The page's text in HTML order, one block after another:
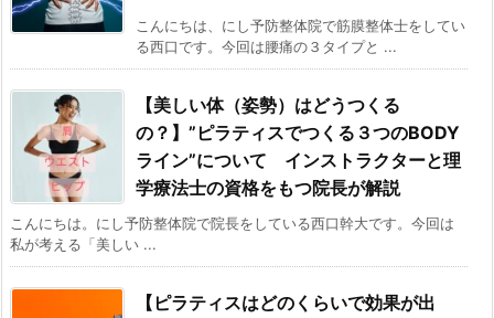
こんにちは、にし予防整体院で筋膜整体士をしてい
る西口です。今回は腰痛の３タイプと ...
【美しい体（姿勢）はどうつくる
の？】”ピラティスでつくる３つのBODY
ライン”について インストラクターと理
学療法士の資格をもつ院長が解説
こんにちは。にし予防整体院で院長をしている西口幹大です。今回は
私が考える「美しい ...
【ピラティスはどのくらいで効果が出